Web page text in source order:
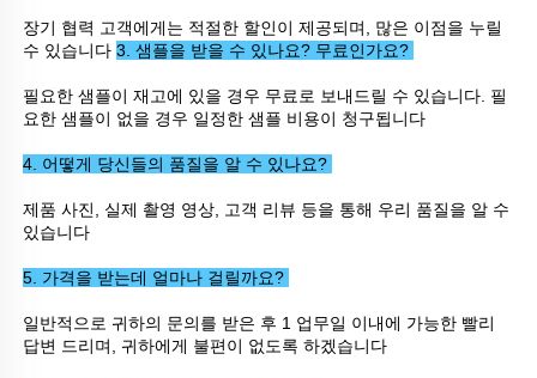
장기 협력 고객에게는 적절한 할인이 제공되며, 많은 이점을 누릴
수 있습니다 3. 샘플을 받을 수 있나요? 무료인가요?
필요한 샘플이 재고에 있을 경우 무료로 보내드릴 수 있습니다. 필
요한 샘플이 없을 경우 일정한 샘플 비용이 청구됩니다
4. 어떻게 당신들의 품질을 알 수 있나요?
제품 사진, 실제 촬영 영상, 고객 리뷰 등을 통해 우리 품질을 알 수
있습니다
5. 가격을 받는데 얼마나 걸릴까요?
일반적으로 귀하의 문의를 받은 후 1 업무일 이내에 가능한 빨리
답변 드리며, 귀하에게 불편이 없도록 하겠습니다